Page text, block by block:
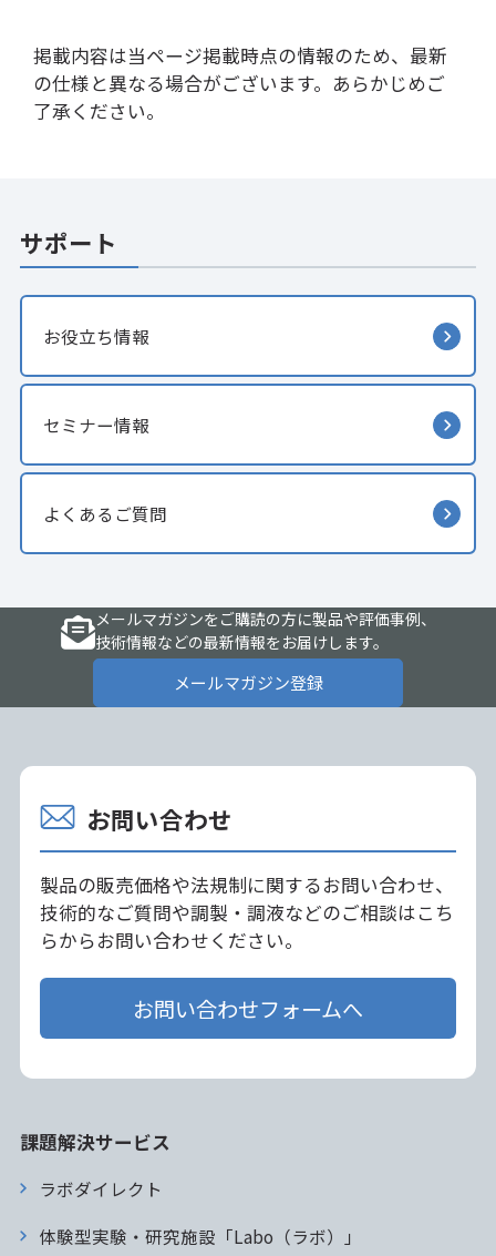
掲載内容は当ページ掲載時点の情報のため、最新
の仕様と異なる場合がございます。あらかじめご
了承ください。
サポート
お役立ち情報
セミナー情報
よくあるご質問
メールマガジンをご購読の方に製品や評価事例、
技術情報などの最新情報をお届けします。
メールマガジン登録
お問い合わせ
製品の販売価格や法規制に関するお問い合わせ、
技術的なご質問や調製・調液などのご相談はこち
らからお問い合わせください。
お問い合わせフォームへ
課題解決サービス
ラボダイレクト
体験型実験・研究施設「Labo（ラボ）」